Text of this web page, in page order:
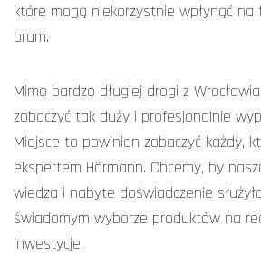
które mogą niekorzystnie wpłynąć na
bram.
Mimo bardzo długiej drogi z
zobaczyć tak duży i profesjonalnie
Miejsce to powinien zobaczyć każdy,
ekspertem Hörmann. Chcemy, by
wiedza i nabyte doświadczenie
świadomym wyborze produktów na
inwestycje.